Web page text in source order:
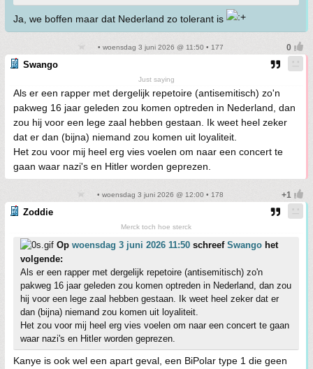
Ja, we boffen maar dat Nederland zo tolerant is
• woensdag 3 juni 2026 @ 11:50 • 177
Swango
Just saying
Als er een rapper met dergelijk repetoire (antisemitisch) zo'n
pakweg 16 jaar geleden zou komen optreden in Nederland, dan
zou hij voor een lege zaal hebben gestaan. Ik weet heel zeker
dat er dan (bijna) niemand zou komen uit loyaliteit.
Het zou voor mij heel erg vies voelen om naar een concert te
gaan waar nazi's en Hitler worden geprezen.
• woensdag 3 juni 2026 @ 12:00 • 178
Zoddie
Merck toch hoe sterck
Op woensdag 3 juni 2026 11:50 schreef Swango het
volgende:
Als er een rapper met dergelijk repetoire (antisemitisch) zo'n
pakweg 16 jaar geleden zou komen optreden in Nederland, dan zou
hij voor een lege zaal hebben gestaan. Ik weet heel zeker dat er
dan (bijna) niemand zou komen uit loyaliteit.
Het zou voor mij heel erg vies voelen om naar een concert te gaan
waar nazi's en Hitler worden geprezen.
Kanye is ook wel een apart geval, een BiPolar type 1 die geen